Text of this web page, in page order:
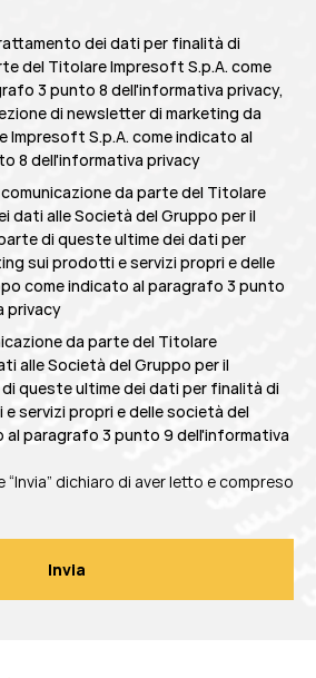
dei dati per finalità di
del Titolare Impresoft S.p.A. come
3 punto 8 dell'informativa privacy,
di newsletter di marketing da
Impresoft S.p.A. come indicato al
8 dell'informativa privacy
da parte del Titolare
dati alle Società del Gruppo per il
di queste ultime dei dati per
sui prodotti e servizi propri e delle
come indicato alparagrafo 3 punto
privacy
da parte del Titolare
alle Società del Gruppo per il
queste ultime dei dati per finalità di
servizi propri e delle società del
al paragrafo 3 punto 9 dell'informativa
dichiaro di aver letto e compreso